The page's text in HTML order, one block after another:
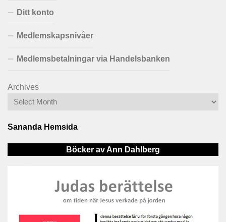
Ditt konto
Medlemskapsnivåer
Medlemsbetalningar via Handelsbanken
Archives
Sananda Hemsida
Böcker av Ann Dahlberg